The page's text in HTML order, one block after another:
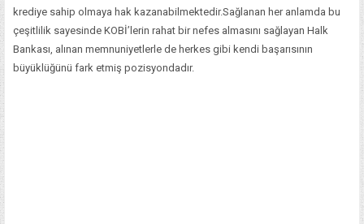
krediye sahip olmaya hak kazanabilmektedir.Sağlanan her anlamda bu
çeşitlilik sayesinde KOBİ’lerin rahat bir nefes almasını sağlayan Halk
Bankası, alınan memnuniyetlerle de herkes gibi kendi başarısının
büyüklüğünü fark etmiş pozisyondadır.